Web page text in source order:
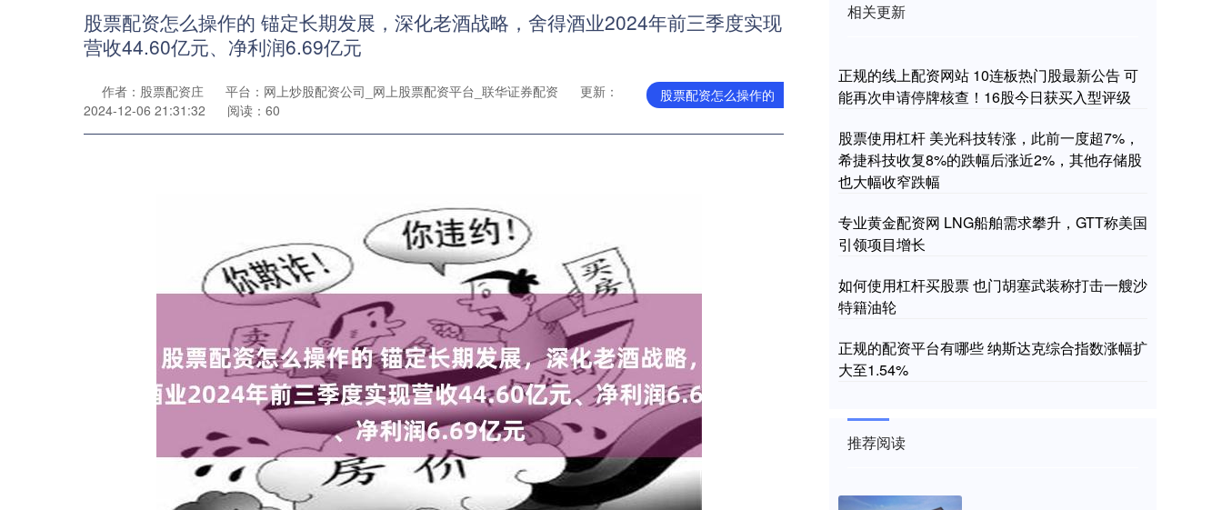
股票配资怎么操作的 锚定长期发展，深化老酒战略，舍得酒业2024年前三季度实现
营收44.60亿元、净利润6.69亿元
股票配资怎么操作的
作者：股票配资庄 平台：网上炒股配资公司_网上股票配资平台_联华证券配资
更新：
2024-12-06 21:31:32
阅读：60
相关更新
正规的线上配资网站 10连板热门股最新公告 可
能再次申请停牌核查！16股今日获买入型评级
股票使用杠杆 美光科技转涨，此前一度超7%，
希捷科技收复8%的跌幅后涨近2%，其他存储股
也大幅收窄跌幅
专业黄金配资网 LNG船舶需求攀升，GTT称美国
引领项目增长
如何使用杠杆买股票 也门胡塞武装称打击一艘沙
特籍油轮
正规的配资平台有哪些 纳斯达克综合指数涨幅扩
大至1.54%
推荐阅读